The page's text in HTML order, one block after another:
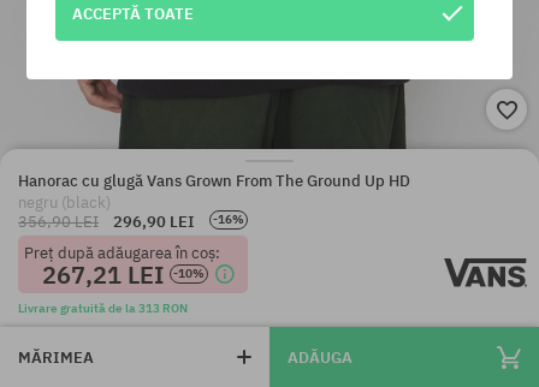
Hanorac cu glugă Vans Grown From The Ground Up HD
negru (black)
356,90 LEI
296,90 LEI -16%
Preț după adăugarea în coș:
267,21 LEI -10%
Livrare gratuită de la 313 RON
MĂRIMEA ADĂUGA
ACCEPTĂ TOATE